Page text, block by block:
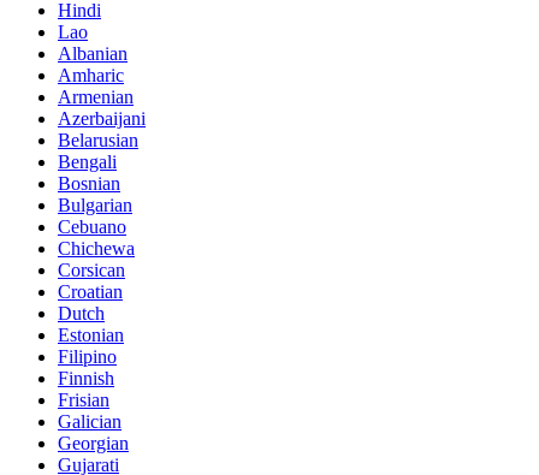
Hindi
Lao
Albanian
Amharic
Armenian
Azerbaijani
Belarusian
Bengali
Bosnian
Bulgarian
Cebuano
Chichewa
Corsican
Croatian
Dutch
Estonian
Filipino
Finnish
Frisian
Galician
Georgian
Gujarati